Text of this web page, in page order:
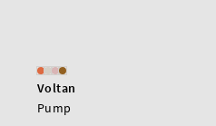
Voltan
Pump